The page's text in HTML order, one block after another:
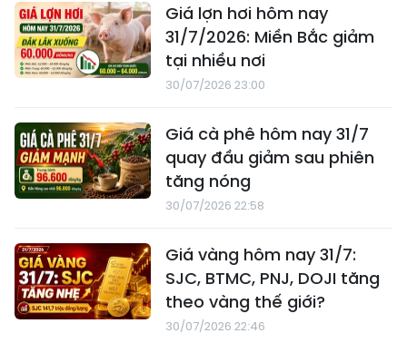
Giá lợn hơi hôm nay
31/7/2026: Miền Bắc giảm
tại nhiều nơi
30/07/2026 23:00
Giá cà phê hôm nay 31/7
quay đầu giảm sau phiên
tăng nóng
30/07/2026 22:58
Giá vàng hôm nay 31/7:
SJC, BTMC, PNJ, DOJI tăng
theo vàng thế giới?
30/07/2026 22:46